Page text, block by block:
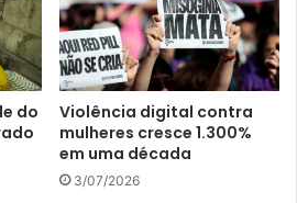
do
Violência digital contra
mulheres cresce 1.300%
em uma década
3/07/2026